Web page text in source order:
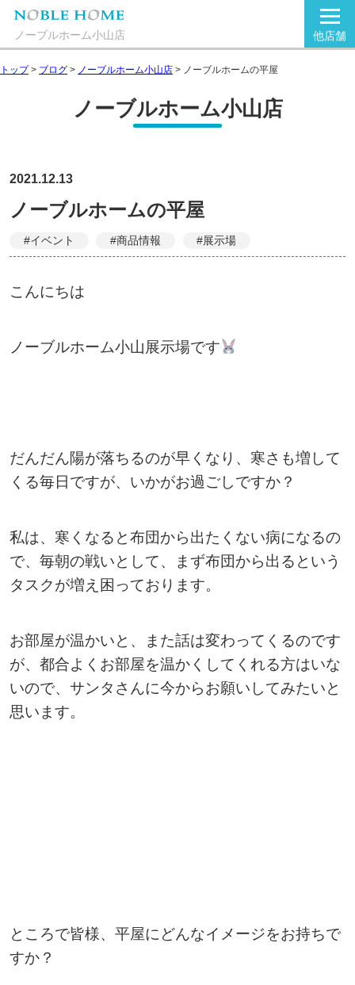
ノーブルホーム小山店 他店舗
トップ> ブログ > ノーブルホーム小山店 > ノーブルホームの平屋
ノーブルホーム小山店
2021.12.13
ノーブルホームの平屋
#イベント #商品情報 #展示場
こんにちは
ノーブルホーム小山展示場です
だんだん陽が落ちるのが早くなり、寒さも増して
くる毎日ですが、いかがお過ごしですか？
私は、寒くなると布団から出たくない病になるの
で、毎朝の戦いとして、まず布団から出るという
タスクが増え困っております。
お部屋が温かいと、また話は変わってくるのです
が、都合よくお部屋を温かくしてくれる方はいな
いので、サンタさんに今からお願いしてみたいと
思います。
ところで皆様、平屋にどんなイメージをお持ちで
すか？